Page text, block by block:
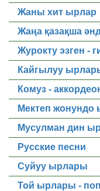
Жаны хит ырлар
Жаңа қазақша
Журокту эзген -
Кайгылуу
Комуз -
Мектеп жонундо
Мусулман дин
Русские песни
Суйуу ырлары
Той ырлары -